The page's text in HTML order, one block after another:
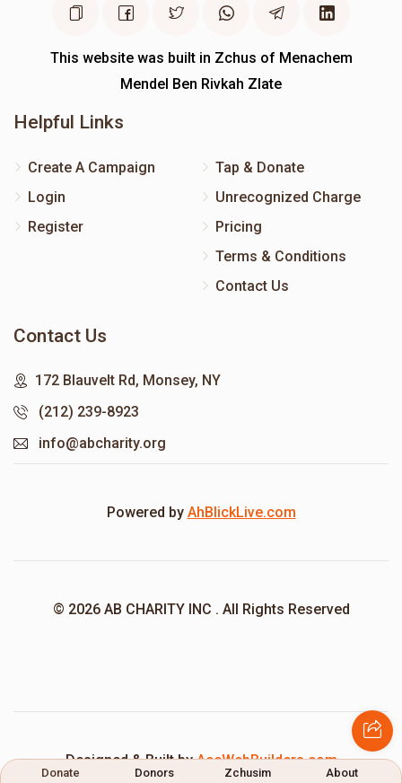
This website was built in Zchus of Menachem
Mendel Ben Rivkah Zlate
Helpful Links
Create A Campaign
Login
Register
Tap & Donate
Unrecognized Charge
Pricing
Terms & Conditions
Contact Us
Contact Us
172 Blauvelt Rd, Monsey, NY
(212) 239-8923
info@abcharity.org
Powered by AhBlickLive.com
© 2026 AB CHARITY INC . All Rights Reserved
Designed & Built byAceWebBuilders.com
Donate Donors Zchusim About